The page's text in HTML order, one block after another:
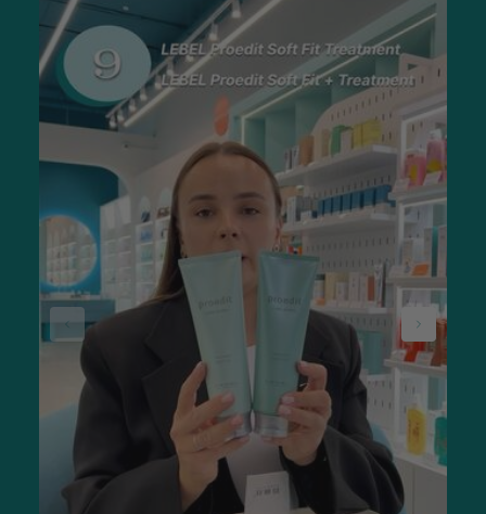
комплекс амінокислот, екстракт алое віра,
ніацинамід, цинк.
У нашому інтернет-магазині запропонований величезний
вибір продукції, тому знайти та замовити креми для обличчя
для проблемної шкіри не складе труднощів. Головне —
правильно підібрати продукт, який ідеально підійде.
Скільки коштують і де купити найкращі креми
для проблемної шкіри обличчя?
Вартість кращих кремів для проблемної шкіри обличчя
відображає такі фактори, як:
Висока концентрація інноваційних компонентів у
складі продукту.
Безпечні інгредієнти, що доглядають дбайливо.
Ефективні формули з доведеною результативністю.
У нашому інтернет-магазині запропоновано лише хороші
креми для обличчя для проблемної шкіри. Ціна вигідна та
розумна, враховуючи ефективність продукту.
Замовити товар можна з доставкою до всіх міст України:
Одесу, Київ, Дніпро та інші.